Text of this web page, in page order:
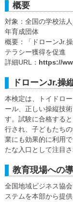
概要
対象：全国の学校法
年育成団体
概要：「ドローンJr.
テラシー獲得を促進
詳細URL： https://
ドローンJr.操
本検定は、トイドロ
ール、正しい操縦技
す。試験に合格する
行され、子どもたち
業にも効果的に利用
たな入口として注目さ
教育現場への
全国地域ビジネス協
ステムを本部から提